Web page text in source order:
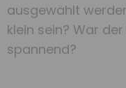
ausgewählt
klein sein? War
spannend?